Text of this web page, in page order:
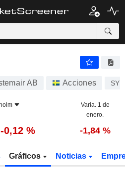
AB Acciones
Varia. 1 de
enero.
-0,12 % -1,84 %
Gráficos Noticias